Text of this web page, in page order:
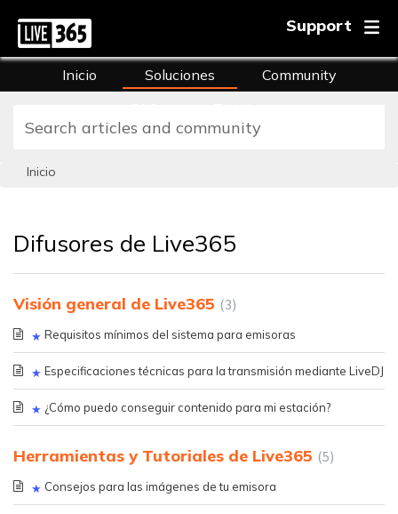
Support
Inicio Soluciones
Community
Inicio
Difusores de Live365
Visión general de Live365 3
Requisitos mínimos del sistema para emisoras
Especificaciones técnicas para la transmisión mediante LiveDJ
¿Cómo puedo conseguir contenido para mi estación?
Herramientas y Tutoriales de Live365 5
Consejos para las imágenes de tu emisora